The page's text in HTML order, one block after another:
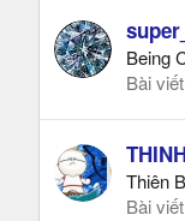
Being
Bài viết
Thiên
Bài viết